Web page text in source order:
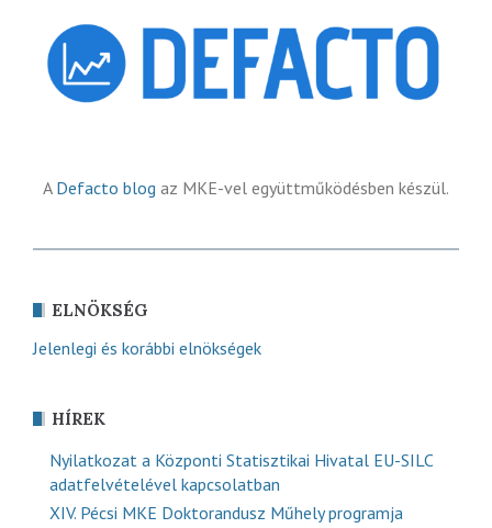
A Defacto blog az MKE-vel együttműködésben készül.
ELNÖKSÉG
Jelenlegi és korábbi elnökségek
HÍREK
Nyilatkozat a Központi Statisztikai Hivatal EU-SILC
adatfelvételével kapcsolatban
XIV. Pécsi MKE Doktorandusz Műhely programja